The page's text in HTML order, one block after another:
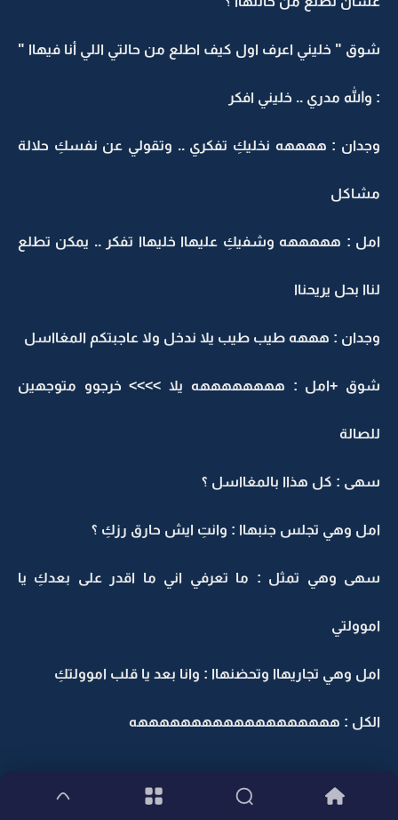
شوق " خليني اعرف اول كيف اطلع من حالتي اللي أنا فيهاا "
: والله مدري .. خليني افكر
وجدان : ههههه نخليكِ تفكري .. وتقولي عن نفسكِ حلالة
مشاكل
امل : هههههه وشفيكِ عليهاا خليهاا تفكر .. يمكن تطلع
لناا بحل يريحناا
وجدان : هههه طيب طيب يلا ندخل ولا عاجبتكم المغااسل
شوق +امل : ههههههههه يلا >>>> خرجوو متوجهين
للصالة
سهى : كل هذاا بالمغااسل ؟
امل وهي تجلس جنبهاا : وانتِ ايش حارق رزكِ ؟
سهى وهي تمثل : ما تعرفي اني ما اقدر على بعدكِ يا
اموولتي
امل وهي تجاريهاا وتحضنهاا : وانا بعد يا قلب اموولتكِ
الكل : هههههههههههههههههههه